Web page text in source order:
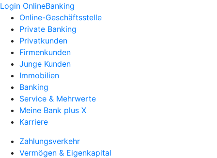
Login OnlineBanking
Online-Geschäftsstelle
Private Banking
Privatkunden
Firmenkunden
Junge Kunden
Immobilien
Banking
Service & Mehrwerte
Meine Bank plus X
Karriere
Zahlungsverkehr
Vermögen & Eigenkapital